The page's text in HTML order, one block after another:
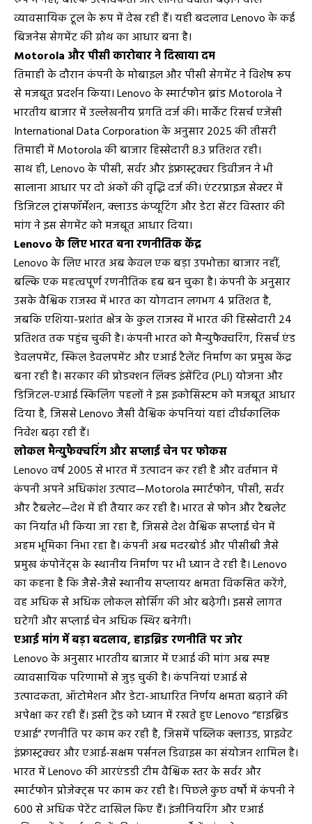
व्यावसायिक टूल के रूप में देख रही हैं। यही बदलाव Lenovo के कई
बिजनेस सेगमेंट की ग्रोथ का आधार बना है।
Motorola और पीसी कारोबार ने दिखाया दम
तिमाही के दौरान कंपनी के मोबाइल और पीसी सेगमेंट ने विशेष रूप
से मजबूत प्रदर्शन किया। Lenovo के स्मार्टफोन ब्रांड Motorola ने
भारतीय बाजार में उल्लेखनीय प्रगति दर्ज की। मार्केट रिसर्च एजेंसी
International Data Corporation के अनुसार 2025 की तीसरी
तिमाही में Motorola की बाजार हिस्सेदारी 8.3 प्रतिशत रही।
साथ ही, Lenovo के पीसी, सर्वर और इंफ्रास्ट्रक्चर डिवीजन ने भी
सालाना आधार पर दो अंकों की वृद्धि दर्ज की। एंटरप्राइज सेक्टर में
डिजिटल ट्रांसफॉर्मेशन, क्लाउड कंप्यूटिंग और डेटा सेंटर विस्तार की
मांग ने इस सेगमेंट को मजबूत आधार दिया।
Lenovo के लिए भारत बना रणनीतिक केंद्र
Lenovo के लिए भारत अब केवल एक बड़ा उपभोक्ता बाजार नहीं,
बल्कि एक महत्वपूर्ण रणनीतिक हब बन चुका है। कंपनी के अनुसार
उसके वैश्विक राजस्व में भारत का योगदान लगभग 4 प्रतिशत है,
जबकि एशिया-प्रशांत क्षेत्र के कुल राजस्व में भारत की हिस्सेदारी 24
प्रतिशत तक पहुंच चुकी है। कंपनी भारत को मैन्युफैक्चरिंग, रिसर्च एंड
डेवलपमेंट, स्किल डेवलपमेंट और एआई टैलेंट निर्माण का प्रमुख केंद्र
बना रही है। सरकार की प्रोडक्शन लिंक्ड इंसेंटिव (PLI) योजना और
डिजिटल-एआई स्किलिंग पहलों ने इस इकोसिस्टम को मजबूत आधार
दिया है, जिससे Lenovo जैसी वैश्विक कंपनियां यहां दीर्घकालिक
निवेश बढ़ा रही हैं।
लोकल मैन्युफैक्चरिंग और सप्लाई चेन पर फोकस
Lenovo वर्ष 2005 से भारत में उत्पादन कर रही है और वर्तमान में
कंपनी अपने अधिकांश उत्पाद—Motorola स्मार्टफोन, पीसी, सर्वर
और टैबलेट—देश में ही तैयार कर रही है। भारत से फोन और टैबलेट
का निर्यात भी किया जा रहा है, जिससे देश वैश्विक सप्लाई चेन में
अहम भूमिका निभा रहा है। कंपनी अब मदरबोर्ड और पीसीबी जैसे
प्रमुख कंपोनेंट्स के स्थानीय निर्माण पर भी ध्यान दे रही है। Lenovo
का कहना है कि जैसे-जैसे स्थानीय सप्लायर क्षमता विकसित करेंगे,
वह अधिक से अधिक लोकल सोर्सिंग की ओर बढ़ेगी। इससे लागत
घटेगी और सप्लाई चेन अधिक स्थिर बनेगी।
एआई मांग में बड़ा बदलाव, हाइब्रिड रणनीति पर जोर
Lenovo के अनुसार भारतीय बाजार में एआई की मांग अब स्पष्ट
व्यावसायिक परिणामों से जुड़ चुकी है। कंपनियां एआई से
उत्पादकता, ऑटोमेशन और डेटा-आधारित निर्णय क्षमता बढ़ाने की
अपेक्षा कर रही हैं। इसी ट्रेंड को ध्यान में रखते हुए Lenovo “हाइब्रिड
एआई” रणनीति पर काम कर रही है, जिसमें पब्लिक क्लाउड, प्राइवेट
इंफ्रास्ट्रक्चर और एआई-सक्षम पर्सनल डिवाइस का संयोजन शामिल है।
भारत में Lenovo की आरएंडडी टीम वैश्विक स्तर के सर्वर और
स्मार्टफोन प्रोजेक्ट्स पर काम कर रही है। पिछले कुछ वर्षों में कंपनी ने
600 से अधिक पेटेंट दाखिल किए हैं। इंजीनियरिंग और एआई